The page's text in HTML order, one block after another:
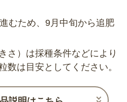
むため、9月中旬から追肥
さ）は採種条件などにより
数は目安としてください。